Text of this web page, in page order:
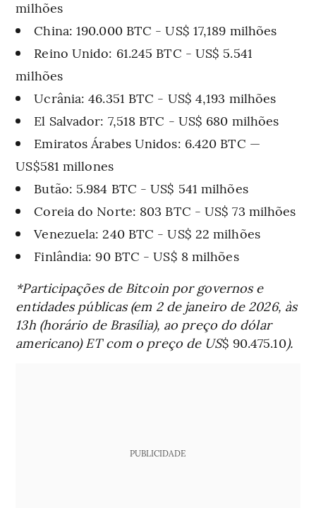
milhões
China: 190.000 BTC - US$ 17,189 milhões
Reino Unido: 61.245 BTC - US$ 5.541
milhões
Ucrânia: 46.351 BTC - US$ 4,193 milhões
El Salvador: 7,518 BTC - US$ 680 milhões
Emiratos Árabes Unidos: 6.420 BTC —
US$581 millones
Butão: 5.984 BTC - US$ 541 milhões
Coreia do Norte: 803 BTC - US$ 73 milhões
Venezuela: 240 BTC - US$ 22 milhões
Finlândia: 90 BTC - US$ 8 milhões
*Participações de Bitcoin por governos e
entidades públicas (em 2 de janeiro de 2026, às
13h (horário de Brasília), ao preço do dólar
americano) ET com o preço de US$ 90.475.10).
PUBLICIDADE